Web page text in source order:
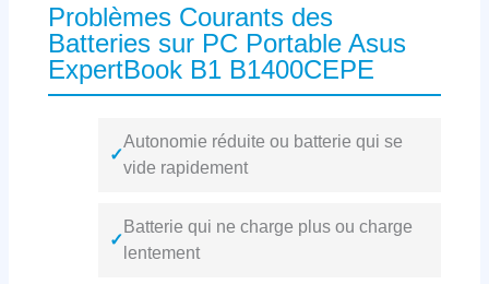
Problèmes Courants des
Batteries sur PC Portable Asus
ExpertBook B1 B1400CEPE
✓
Autonomie réduite ou batterie qui se
vide rapidement
✓
Batterie qui ne charge plus ou charge
lentement